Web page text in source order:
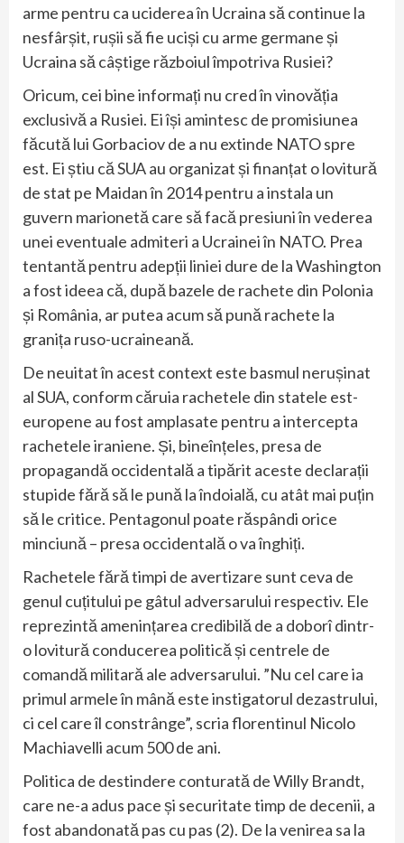
arme pentru ca uciderea în Ucraina să continue la
nesfârșit, rușii să fie uciși cu arme germane și
Ucraina să câștige războiul împotriva Rusiei?
Oricum, cei bine informați nu cred în vinovăția
exclusivă a Rusiei. Ei își amintesc de promisiunea
făcută lui Gorbaciov de a nu extinde NATO spre
est. Ei știu că SUA au organizat și finanțat o lovitură
de stat pe Maidan în 2014 pentru a instala un
guvern marionetă care să facă presiuni în vederea
unei eventuale admiteri a Ucrainei în NATO. Prea
tentantă pentru adepții liniei dure de la Washington
a fost ideea că, după bazele de rachete din Polonia
și România, ar putea acum să pună rachete la
granița ruso-ucraineană.
De neuitat în acest context este basmul nerușinat
al SUA, conform căruia rachetele din statele est-
europene au fost amplasate pentru a intercepta
rachetele iraniene. Și, bineînțeles, presa de
propagandă occidentală a tipărit aceste declarații
stupide fără să le pună la îndoială, cu atât mai puțin
să le critice. Pentagonul poate răspândi orice
minciună – presa occidentală o va înghiți.
Rachetele fără timpi de avertizare sunt ceva de
genul cuțitului pe gâtul adversarului respectiv. Ele
reprezintă amenințarea credibilă de a doborî dintr-
o lovitură conducerea politică și centrele de
comandă militară ale adversarului. ”Nu cel care ia
primul armele în mână este instigatorul dezastrului,
ci cel care îl constrânge”, scria florentinul Nicolo
Machiavelli acum 500 de ani.
Politica de destindere conturată de Willy Brandt,
care ne-a adus pace și securitate timp de decenii, a
fost abandonată pas cu pas (2). De la venirea sa la